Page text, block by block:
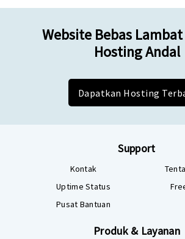
Website Bebas
Hosting Andal
Dapatkan Hosting
Support
Kontak
Uptime Status
Pusat Bantuan
Produk & Layanan